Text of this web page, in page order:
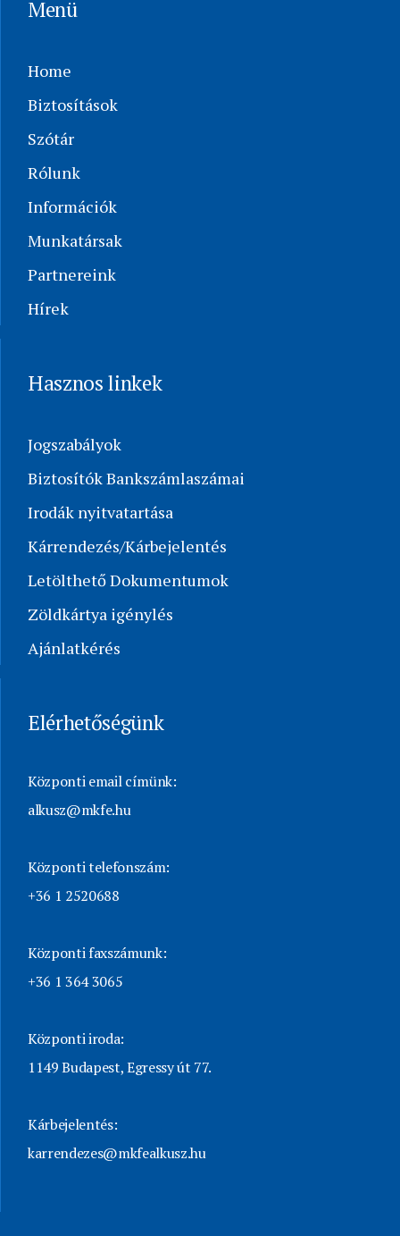
Menü
Home
Biztosítások
Szótár
Rólunk
Információk
Munkatársak
Partnereink
Hírek
Hasznos linkek
Jogszabályok
Biztosítók Bankszámlaszámai
Irodák nyitvatartása
Kárrendezés/Kárbejelentés
Letölthető Dokumentumok
Zöldkártya igénylés
Ajánlatkérés
Elérhetőségünk
Központi email címünk:
alkusz@mkfe.hu
Központi telefonszám:
+36 1 2520688
Központi faxszámunk:
+36 1 364 3065
Központi iroda:
1149 Budapest, Egressy út 77.
Kárbejelentés:
karrendezes@mkfealkusz.hu